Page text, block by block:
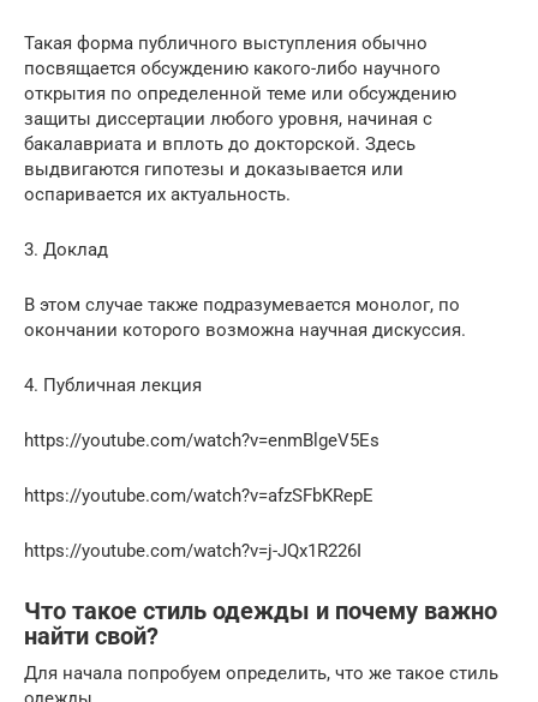
Такая форма публичного выступления обычно
посвящается обсуждению какого-либо научного
открытия по определенной теме или обсуждению
защиты диссертации любого уровня, начиная с
бакалавриата и вплоть до докторской. Здесь
выдвигаются гипотезы и доказывается или
оспаривается их актуальность.
3. Доклад
В этом случае также подразумевается монолог, по
окончании которого возможна научная дискуссия.
4. Публичная лекция
https://youtube.com/watch?v=enmBlgeV5Es
https://youtube.com/watch?v=afzSFbKRepE
https://youtube.com/watch?v=j-JQx1R226I
Что такое стиль одежды и почему важно
найти свой?
Для начала попробуем определить, что же такое стиль